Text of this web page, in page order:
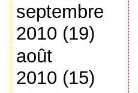
septembre
2010 (19)
août
2010 (15)